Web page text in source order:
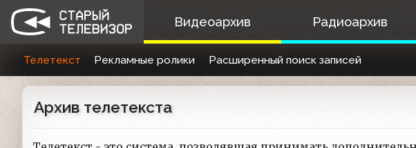
Видеоархив Радиоархив
Телетекст Рекламные ролики Расширенный поиск записей
Архив телетекста